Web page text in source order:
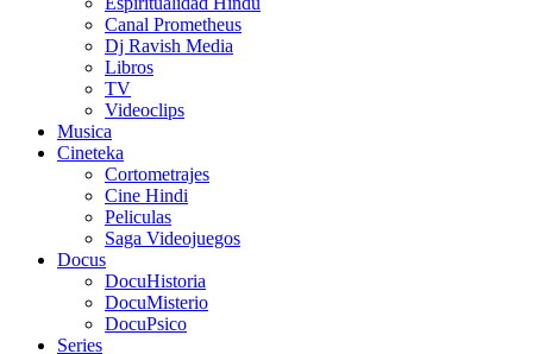
Canal Prometheus
Dj Ravish Media
Libros
TV
Videoclips
Musica
Cineteka
Cortometrajes
Cine Hindi
Peliculas
Saga Videojuegos
Docus
DocuHistoria
DocuMisterio
DocuPsico
Series